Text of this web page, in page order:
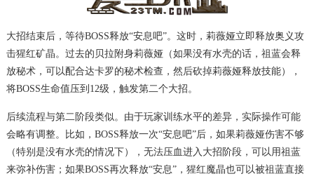
大招结束后，等待BOSS释放“安息吧”。这时，莉薇娅立即释放奥义攻
击猩红矿晶。过去的贝拉附身莉薇娅（如果没有水壳的话，祖蓝会释
放秘术，可以配合达卡罗的秘术检查，然后砍掉莉薇娅释放技能），
将BOSS生命值压到12级，触发第二个大招。
后续流程与第二阶段类似。由于玩家训练水平的差异，实际操作可能
会略有调整。比如，BOSS释放一次“安息吧”后，如果莉薇娅伤害不够
（特别是没有水壳的情况下），无法压血进入大招阶段，可以用祖蓝
来弥补伤害；如果BOSS再次释放“安息”，猩红魔晶也可以被祖蓝直接